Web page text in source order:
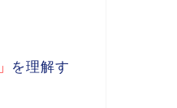
を理解す